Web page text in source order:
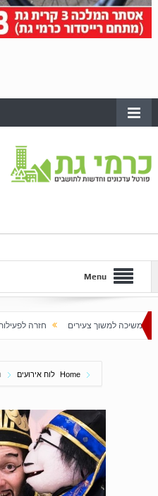
Menu
למשוך צעירים חזרה לפעילות
Home לוח אירועים